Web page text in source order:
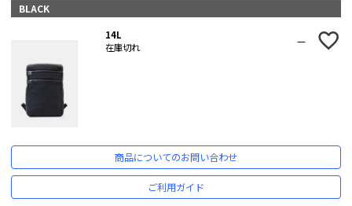
BLACK
14L
在庫切れ
—
商品についてのお問い合わせ
ご利用ガイド